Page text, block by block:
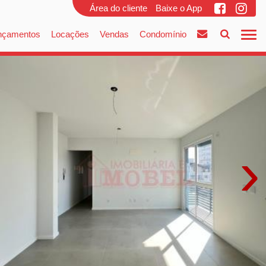
Área do cliente Baixe o App
Locações Vendas Condomínio
›